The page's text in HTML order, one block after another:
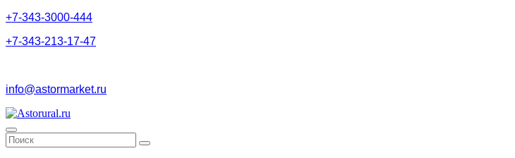
+7-343-3000-444
+7-343-213-17-47
info@astormarket.ru